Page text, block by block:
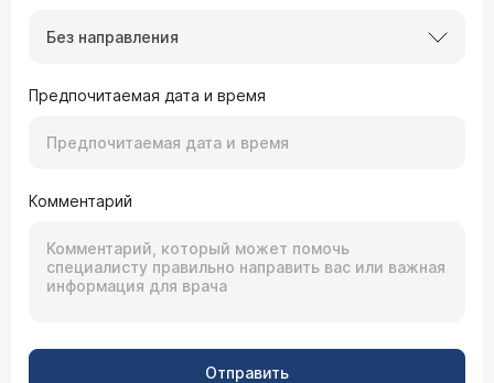
Без направления
Предпочитаемая дата и время
Комментарий
Отправить